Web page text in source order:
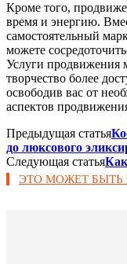
Кроме того,
время и энергию.
самостоятельный
можете
Услуги продвижения
творчество более
освободив вас от
аспектов
Предыдущая статья
до люксового
Следующая статья
ЭТО МОЖЕТ БЫТЬ